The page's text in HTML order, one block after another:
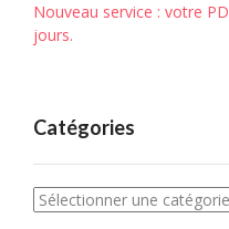
Nouveau service : votre
jours.
Catégories
Catégories